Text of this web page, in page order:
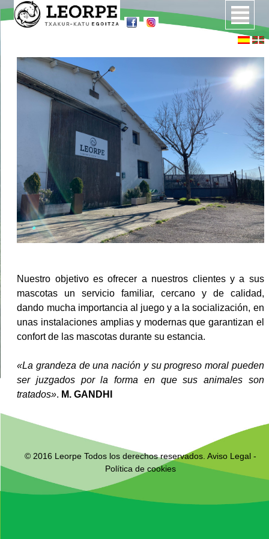
Quiénes somos
Instalaciones
Servicios
Precios
Cómo llegar
Preguntas frecuentes
Nuestro objetivo es ofrecer a nuestros clientes y a sus
mascotas un servicio familiar, cercano y de calidad,
dando mucha importancia al juego y a la socialización, en
unas instalaciones amplias y modernas que garantizan el
confort de las mascotas durante su estancia.
«La grandeza de una nación y su progreso moral pueden
ser juzgados por la forma en que sus animales son
tratados». M. GANDHI
© 2016 Leorpe Todos los derechos reservados. Aviso Legal-
Política de cookies